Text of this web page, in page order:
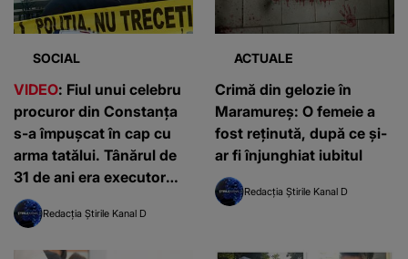
SOCIAL
VIDEO: Fiul unui celebru
procuror din Constanța
s-a împușcat în cap cu
arma tatălui. Tânărul de
31 de ani era executor
judecătoresc
Redacția Știrile Kanal D
ACTUALE
Crimă din gelozie în
Maramureș: O femeie a
fost reținută, după ce şi-
ar fi înjunghiat iubitul
Redacția Știrile Kanal D